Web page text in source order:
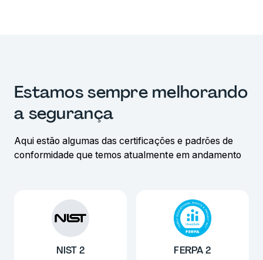
Estamos sempre melhorando
a segurança
Aqui estão algumas das certificações e padrões de
conformidade que temos atualmente em andamento
NIST 2 FERPA 2